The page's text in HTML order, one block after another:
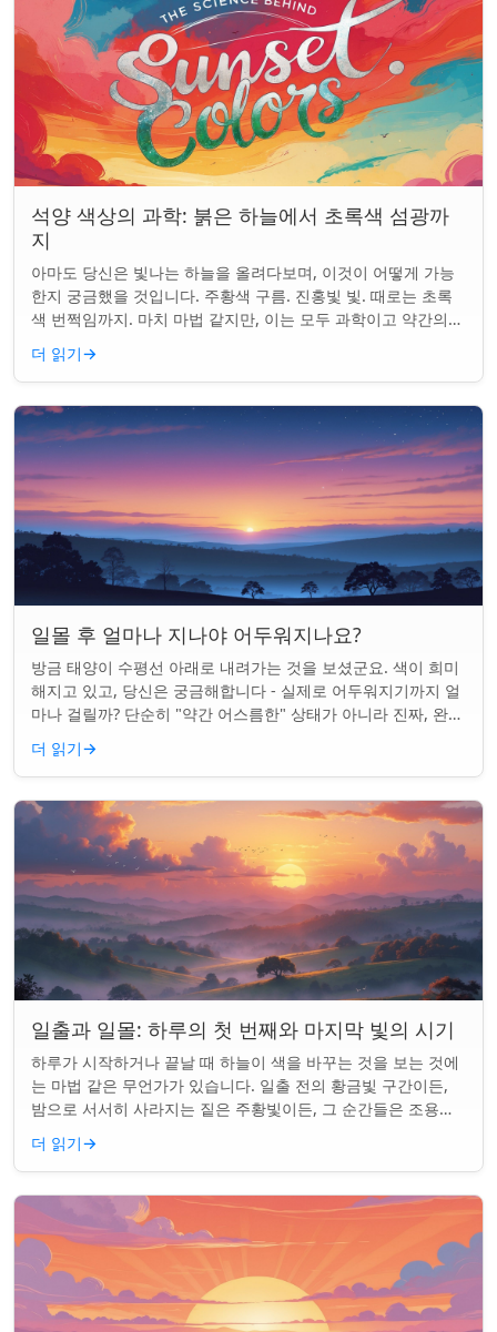
석양 색상의 과학: 붉은 하늘에서 초록색 섬광까
지
아마도 당신은 빛나는 하늘을 올려다보며, 이것이 어떻게 가능
한지 궁금했을 것입니다. 주황색 구름. 진홍빛 빛. 때로는 초록
색 번쩍임까지. 마치 마법 같지만, 이는 모두 과학이고 약간의
타이밍의 문제입니다. 태양은 지...
더 읽기→
일몰 후 얼마나 지나야 어두워지나요?
방금 태양이 수평선 아래로 내려가는 것을 보셨군요. 색이 희미
해지고 있고, 당신은 궁금해합니다 - 실제로 어두워지기까지 얼
마나 걸릴까? 단순히 "약간 어스름한" 상태가 아니라 진짜, 완전
한 밤이 되는 것. 알고 보니...
더 읽기→
일출과 일몰: 하루의 첫 번째와 마지막 빛의 시기
하루가 시작하거나 끝날 때 하늘이 색을 바꾸는 것을 보는 것에
는 마법 같은 무언가가 있습니다. 일출 전의 황금빛 구간이든,
밤으로 서서히 사라지는 짙은 주황빛이든, 그 순간들은 조용한
경이로움으로 우리의 하루를 시작...
더 읽기→